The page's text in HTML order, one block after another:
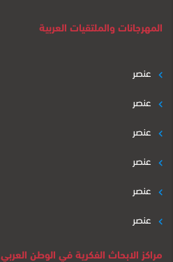
المهرجانات والملتقيات العربية
عنصر
عنصر
عنصر
عنصر
عنصر
عنصر
مراكز الابحاث الفكرية في الوطن العربي